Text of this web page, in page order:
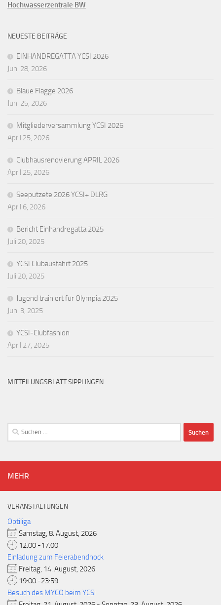
Hochwasserzentrale BW
NEUESTE BEITRÄGE
EINHANDREGATTA YCSI 2026
Juni 28, 2026
Blaue Flagge 2026
Juni 25, 2026
Mitgliederversammlung YCSI 2026
April 25, 2026
Clubhausrenovierung APRIL 2026
April 25, 2026
Seeputzete 2026 YCSI+ DLRG
April 6, 2026
Bericht Einhandregatta 2025
Juli 20, 2025
YCSI Clubausfahrt 2025
Juli 20, 2025
Jugend trainiert für Olympia 2025
Juni 3, 2025
YCSI-Clubfashion
April 27, 2025
MITTEILUNGSBLATT SIPPLINGEN
Suchen
nach:
MEHR
VERANSTALTUNGEN
Optiliga
Samstag, 8. August, 2026
12:00 -17:00
Einladung zum Feierabendhock
Freitag, 14. August, 2026
19:00 -23:59
Besuch des MYCO beim YCSi